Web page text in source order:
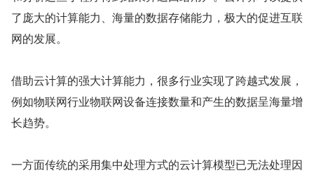
了庞大的计算能力、海量的数据存储能力，极大的促进互联
网的发展。
借助云计算的强大计算能力，很多行业实现了跨越式发展，
例如物联网行业物联网设备连接数量和产生的数据呈海量增
长趋势。
一方面传统的采用集中处理方式的云计算模型已无法处理因